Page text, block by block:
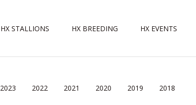
HX STALLIONS HX BREEDING HX EVENTS
2023 2022 2021 2020 2019 2018